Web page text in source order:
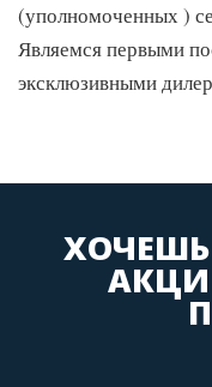
(уполномоченных )
Являемся первыми
эксклюзивными
ХОЧЕШЬ